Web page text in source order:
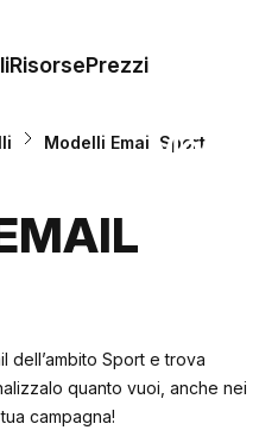
RisorsePrezzi
Modelli
Modelli Email Sport
dell’ambito Sport e trova
quanto vuoi, anche nei
campagna!